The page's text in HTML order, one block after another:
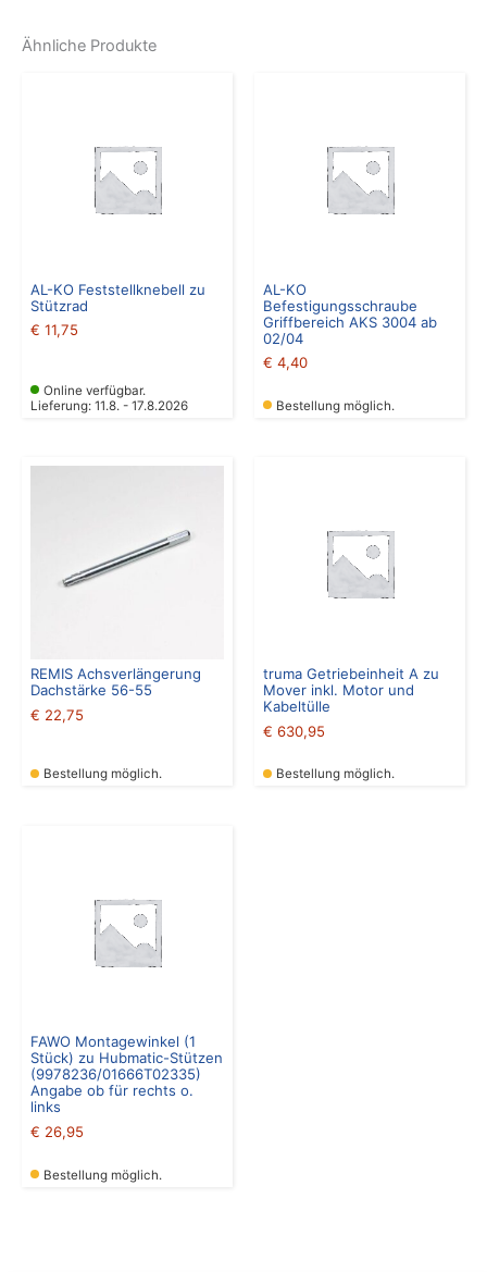
Ähnliche Produkte
AL-KO Feststellknebell zu
Stützrad
€ 11,75
Online verfügbar.
Lieferung: 11.8. - 17.8.2026
AL-KO
Befestigungsschraube
Griffbereich AKS 3004 ab
02/04
€ 4,40
Bestellung möglich.
REMIS Achsverlängerung
Dachstärke 56-55
€ 22,75
Bestellung möglich.
truma Getriebeinheit A zu
Mover inkl. Motor und
Kabeltülle
€ 630,95
Bestellung möglich.
FAWO Montagewinkel (1
Stück) zu Hubmatic-Stützen
(9978236/01666T02335)
Angabe ob für rechts o.
links
€ 26,95
Bestellung möglich.